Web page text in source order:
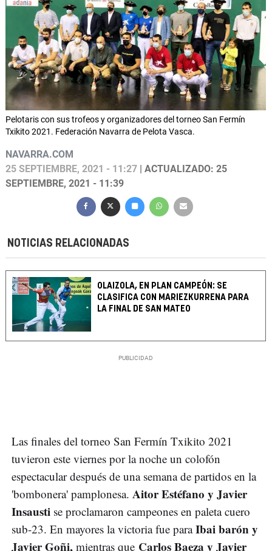
Pelotaris con sus trofeos y organizadores del torneo San Fermín
Txikito 2021. Federación Navarra de Pelota Vasca.
NAVARRA.COM
25 SEPTIEMBRE, 2021 - 11:27 | ACTUALIZADO: 25
SEPTIEMBRE, 2021 - 11:39
NOTICIAS RELACIONADAS
OLAIZOLA, EN PLAN CAMPEÓN: SE
CLASIFICA CON MARIEZKURRENA PARA
LA FINAL DE SAN MATEO
Las finales del torneo San Fermín Txikito 2021
tuvieron este viernes por la noche un colofón
espectacular después de una semana de partidos en la
'bombonera' pamplonesa. Aitor Estéfano y Javier
Insausti se proclamaron campeones en paleta cuero
sub-23. En mayores la victoria fue paraIbai barón y
Javier Goñi, mientras que Carlos Baeza y Javier